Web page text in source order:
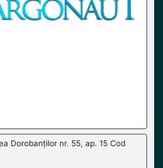
Dorobanților nr. 55, ap. 15 Cod